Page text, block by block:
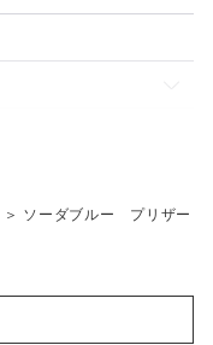
＞ ソーダブルー プリザー